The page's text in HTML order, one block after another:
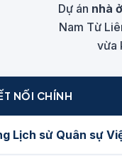
Dự án nhà
Nam Từ
vừa
NỐI CHÍNH
Lịch sử Quân sự